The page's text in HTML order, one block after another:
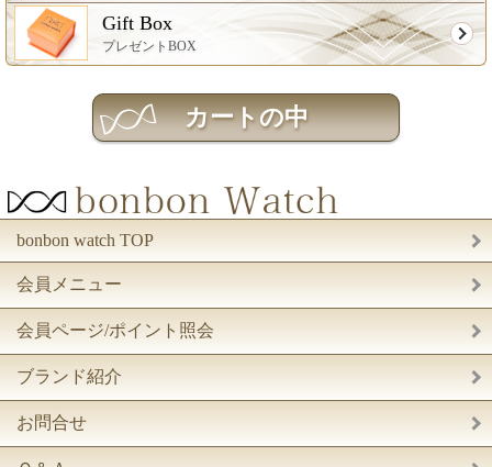
Gift Box
プレゼントBOX
bonbon watch TOP
会員メニュー
会員ページ/ポイント照会
ブランド紹介
お問合せ